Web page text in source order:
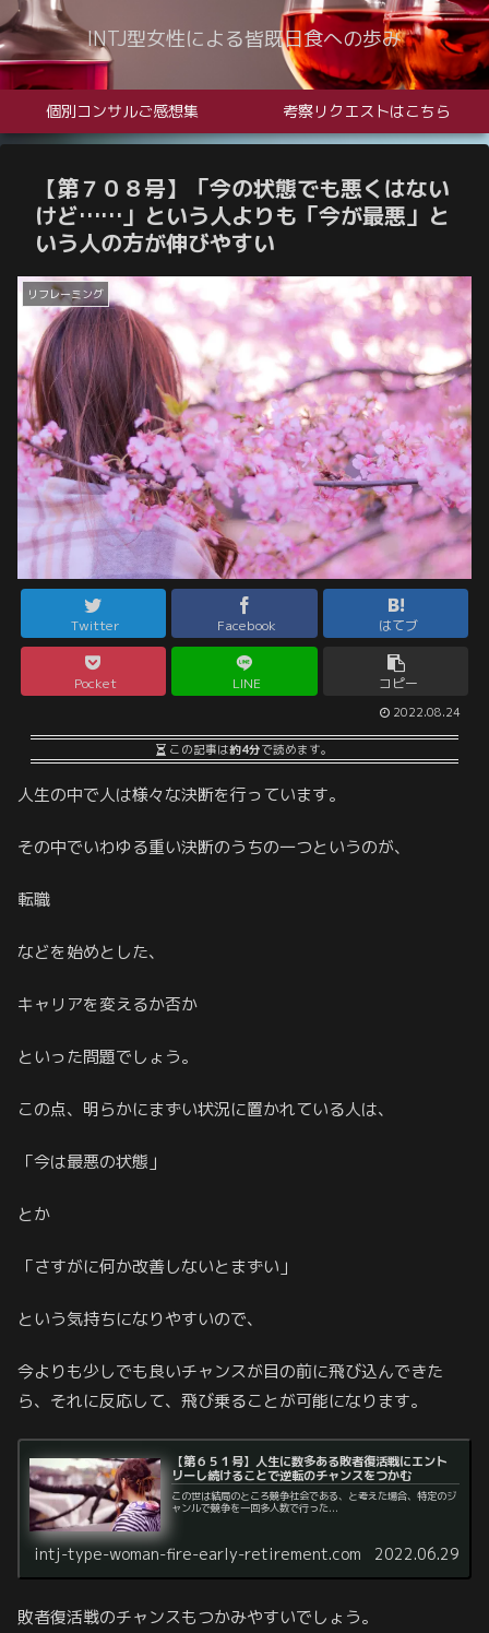
INTJ型女性による皆既日食への歩み
個別コンサルご感想集 考察リクエストはこちら
【第７０８号】「今の状態でも悪くはない
けど……」という人よりも「今が最悪」と
いう人の方が伸びやすい
リフレーミング
Twitter Facebook はてブ
Pocket LINE コピー
2022.08.24
この記事は約4分で読めます。
人生の中で人は様々な決断を行っています。
その中でいわゆる重い決断のうちの一つというのが、
転職
などを始めとした、
キャリアを変えるか否か
といった問題でしょう。
この点、明らかにまずい状況に置かれている人は、
「今は最悪の状態」
とか
「さすがに何か改善しないとまずい」
という気持ちになりやすいので、
今よりも少しでも良いチャンスが目の前に飛び込んできた
ら、それに反応して、飛び乗ることが可能になります。
【第６５１号】人生に数多ある敗者復活戦にエント
リーし続けることで逆転のチャンスをつかむ
この世は結局のところ競争社会である、と考えた場合、特定のジ
ャンルで競争を一回多人数で行った...
intj-type-woman-fire-early-retirement.com 2022.06.29
敗者復活戦のチャンスもつかみやすいでしょう。